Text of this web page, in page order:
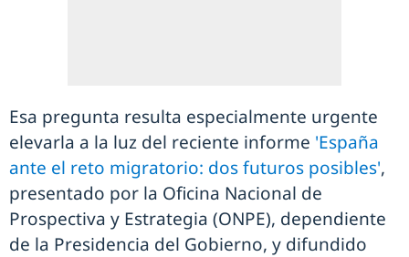
Esa pregunta resulta especialmente urgente
elevarla a la luz del reciente informe 'España
ante el reto migratorio: dos futuros posibles',
presentado por la Oficina Nacional de
Prospectiva y Estrategia (ONPE), dependiente
de la Presidencia del Gobierno, y difundido